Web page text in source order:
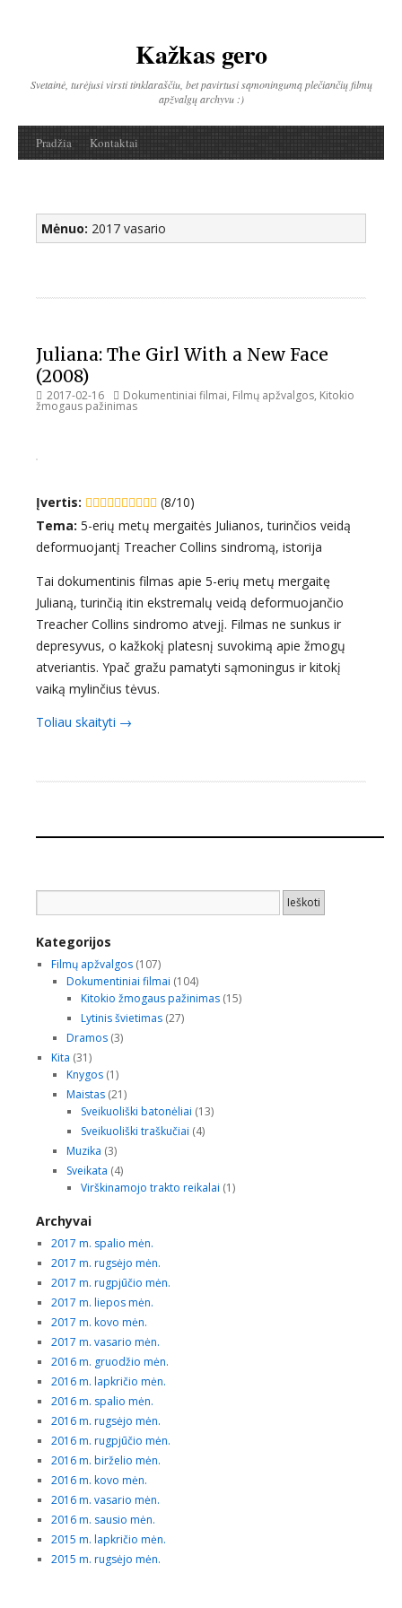
turinio
Kažkas gero
Svetainė, turėjusi virsti tinklaraščiu, bet pavirtusi sąmoningumą plečiančių filmų
apžvalgų archyvu :)
Pradžia Kontaktai
Mėnuo: 2017 vasario
Juliana: The Girl With a New Face
(2008)
Paskelbta
2017-02-16 Kategorijos
Dokumentiniai filmai, Filmų apžvalgos, Kitokio
žmogaus pažinimas
Įvertis:
(8/10)
Tema: 5-erių metų mergaitės Julianos, turinčios veidą
deformuojantį Treacher Collins sindromą, istorija
Tai dokumentinis filmas apie 5-erių metų mergaitę
Julianą, turinčią itin ekstremalų veidą deformuojančio
Treacher Collins sindromo atvejį. Filmas ne sunkus ir
depresyvus, o kažkokį platesnį suvokimą apie žmogų
atveriantis. Ypač gražu pamatyti sąmoningus ir kitokį
vaiką mylinčius tėvus.
Toliau skaityti "Juliana: The Girl With a New Face (2008)"
Ieškoti
Kategorijos
Filmų apžvalgos(107)
Dokumentiniai filmai (104)
Kitokio žmogaus pažinimas (15)
Lytinis švietimas (27)
Dramos(3)
Kita (31)
Knygos(1)
Maistas(21)
Sveikuoliški batonėliai (13)
Sveikuoliški traškučiai (4)
Muzika (3)
Sveikata (4)
Virškinamojo trakto reikalai (1)
Archyvai
2017 m. spalio mėn.
2017 m. rugsėjo mėn.
2017 m. rugpjūčio mėn.
2017 m. liepos mėn.
2017 m. kovo mėn.
2017 m. vasario mėn.
2016 m. gruodžio mėn.
2016 m. lapkričio mėn.
2016 m. spalio mėn.
2016 m. rugsėjo mėn.
2016 m. rugpjūčio mėn.
2016 m. birželio mėn.
2016 m. kovo mėn.
2016 m. vasario mėn.
2016 m. sausio mėn.
2015 m. lapkričio mėn.
2015 m. rugsėjo mėn.